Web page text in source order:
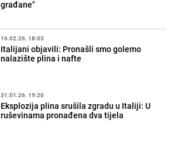
građane"
16.02.26. 18:03
Italijani objavili: Pronašli smo golemo
nalazište plina i nafte
31.01.26. 19:20
Eksplozija plina srušila zgradu u Italiji: U
ruševinama pronađena dva tijela